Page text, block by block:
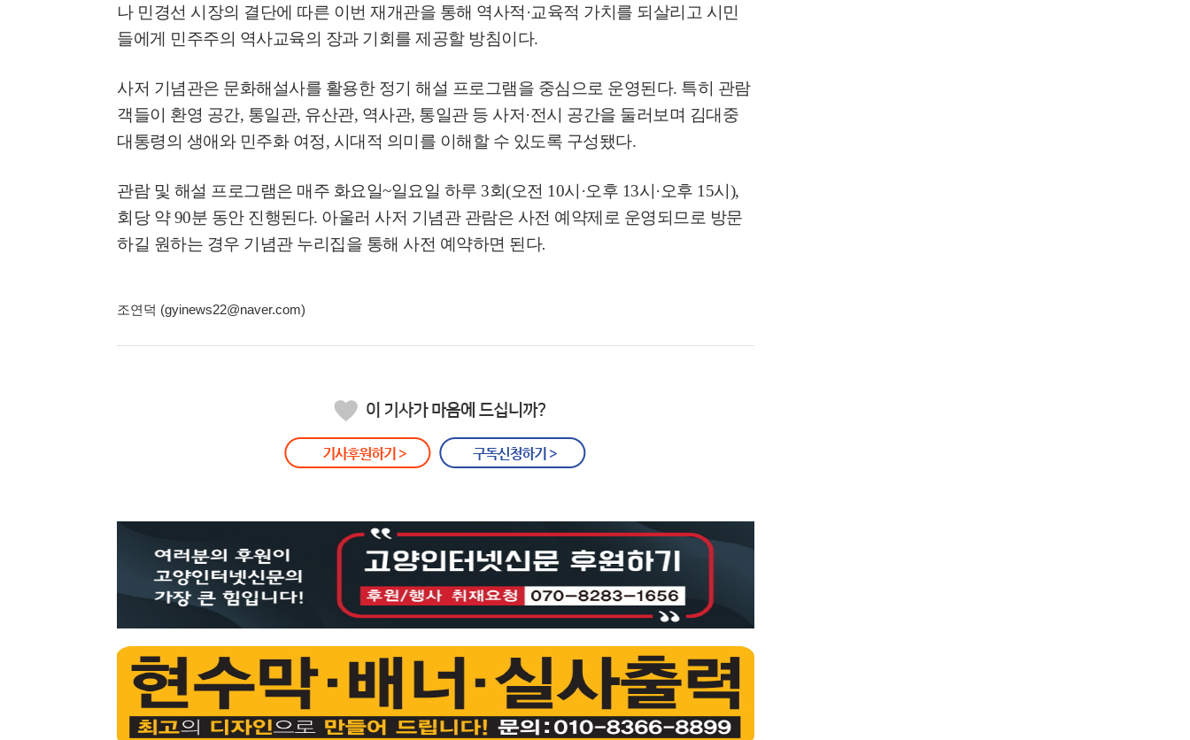
나 민경선 시장의 결단에 따른 이번 재개관을 통해 역사적 ·교육적 가치를 되살리고 시민
들에게 민주주의 역사교육의 장과 기회를 제공할 방침이다.
사저 기념관은 문화해설사를 활용한 정기 해설 프로그램을 중심으로 운영된다. 특히 관람
객들이 환영 공간, 통일관, 유산관, 역사관, 통일관 등 사저 ·전시 공간을 둘러보며 김대중
대통령의 생애와 민주화 여정, 시대적 의미를 이해할 수 있도록 구성됐다.
관람 및 해설 프로그램은 매주 화요일~일요일 하루 3회(오전 10시 ·오후 13시 ·오후 15시 ),
회당 약90분 동안 진행된다. 아울러 사저 기념관 관람은 사전 예약제로 운영되므로 방문
하길 원하는 경우 기념관 누리집을 통해 사전 예약하면 된다.
조연덕 (gyinews22@naver.com)